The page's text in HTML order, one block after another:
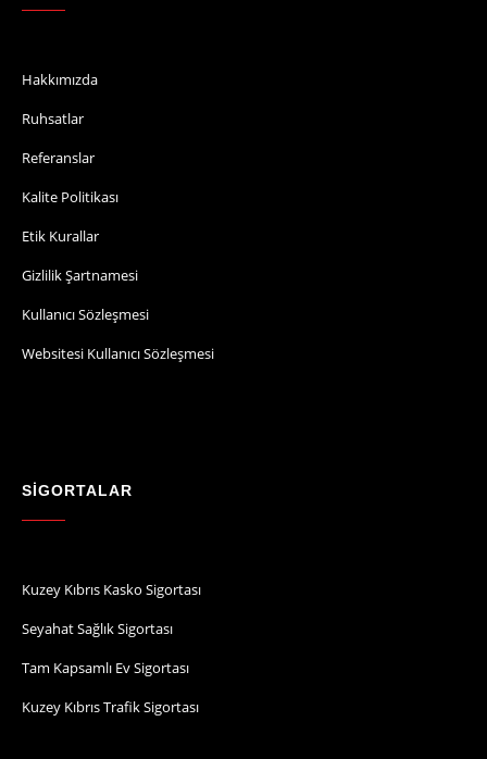
Hakkımızda
Ruhsatlar
Referanslar
Kalite Politikası
Etik Kurallar
Gizlilik Şartnamesi
Kullanıcı Sözleşmesi
Websitesi Kullanıcı Sözleşmesi
SİGORTALAR
Kuzey Kıbrıs Kasko Sigortası
Seyahat Sağlık Sigortası
Tam Kapsamlı Ev Sigortası
Kuzey Kıbrıs Trafik Sigortası